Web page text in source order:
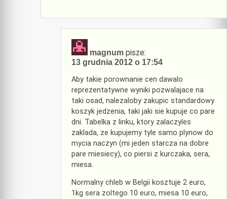
magnum pisze:
13 grudnia 2012 o 17:54
Aby takie porownanie cen dawalo
reprezentatywne wyniki pozwalajace na
taki osad, nalezaloby zakupic standardowy
koszyk jedzenia, taki jaki sie kupuje co pare
dni. Tabelka z linku, ktory zalaczyles
zaklada, ze kupujemy tyle samo plynow do
mycia naczyn (mi jeden starcza na dobre
pare miesiecy), co piersi z kurczaka, sera,
miesa.
Normalny chleb w Belgii kosztuje 2 euro,
1kg sera zoltego 10 euro, miesa 10 euro,